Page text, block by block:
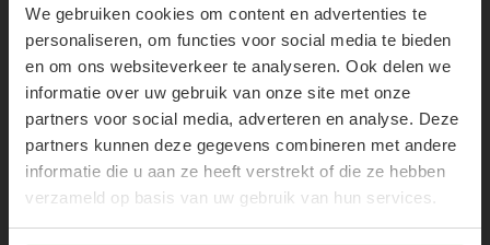
We gebruiken cookies om content en advertenties te
personaliseren, om functies voor social media te bieden
en om ons websiteverkeer te analyseren. Ook delen we
informatie over uw gebruik van onze site met onze
partners voor social media, adverteren en analyse. Deze
partners kunnen deze gegevens combineren met andere
informatie die u aan ze heeft verstrekt of die ze hebben
verzameld op basis van uw gebruik van hun services.
Don't miss out on our trendy new drops or exclusive